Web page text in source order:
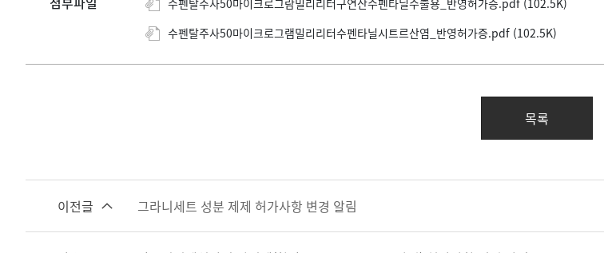
수펜탈주사50마이크로그람밀리리터구연산수펜타닐수출용_반영허가증.pdf (102.5K)
수펜탈주사50마이크로그램밀리리터수펜타닐시트르산염_반영허가증.pdf (102.5K)
목록
이전글 그라니세트 성분 제제 허가사항 변경 알림